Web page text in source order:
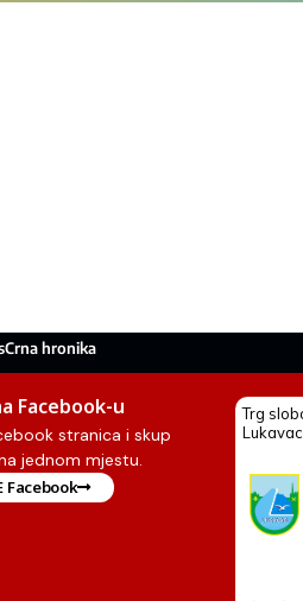
Crna hronika
Facebook-u
stranica i skup
jednom mjestu.
Facebook